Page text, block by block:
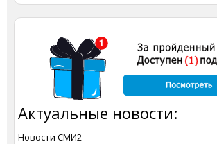
Актуальные новости:
Новости СМИ2